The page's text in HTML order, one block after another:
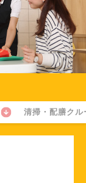
清掃・配膳クル